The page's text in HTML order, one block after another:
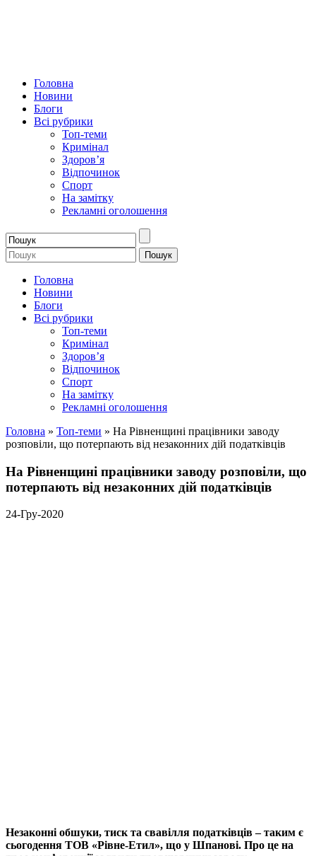
Головна
Новини
Блоги
Всі рубрики
Топ-теми
Кримінал
Здоров’я
Відпочинок
Спорт
На замітку
Рекламні оголошення
Головна
Новини
Блоги
Всі рубрики
Топ-теми
Кримінал
Здоров’я
Відпочинок
Спорт
На замітку
Рекламні оголошення
Головна » Топ-теми » На Рівненщині працівники заводу
розповіли, що потерпають від незаконних дій податківців
На Рівненщині працівники заводу розповіли, що
потерпають від незаконних дій податківців
24-Гру-2020
Незаконні обшуки, тиск та свавілля податківців – таким є
сьогодення ТОВ «Рівне-Етил», що у Шпанові. Про це на